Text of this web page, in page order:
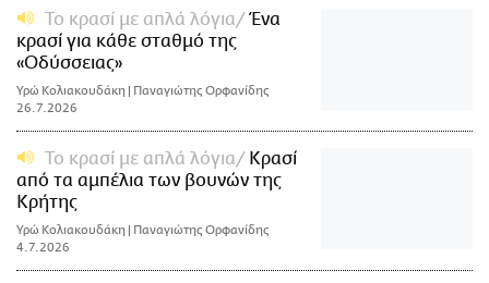
Το κρασί με απλά λόγια
Ένα
κρασί για κάθε σταθμό της
«Οδύσσειας»
Υρώ Κολιακουδάκη | Παναγιώτης Ορφανίδης
26.7.2026
Το κρασί με απλά λόγια
Κρασί
από τα αμπέλια των βουνών της
Κρήτης
Υρώ Κολιακουδάκη | Παναγιώτης Ορφανίδης
4.7.2026